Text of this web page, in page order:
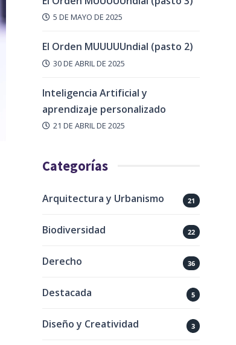
5 DE MAYO DE 2025
El Orden MUUUUUndial (pasto 2)
30 DE ABRIL DE 2025
Inteligencia Artificial y
aprendizaje personalizado
21 DE ABRIL DE 2025
Categorías
Arquitectura y Urbanismo 21
Biodiversidad 22
Derecho 36
Destacada 5
Diseño y Creatividad 3